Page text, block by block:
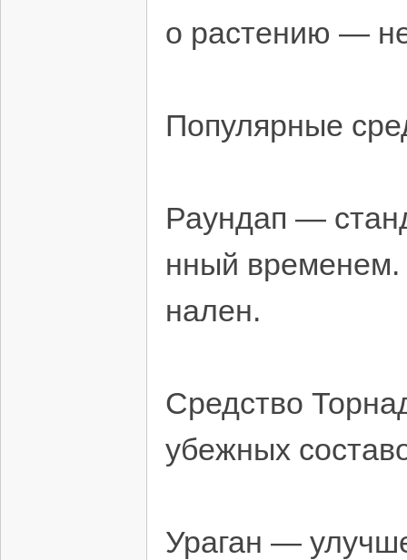
о растению —
Популярные
Раундап —
нный временем.
нален.
Средство
убежных
Ураган —